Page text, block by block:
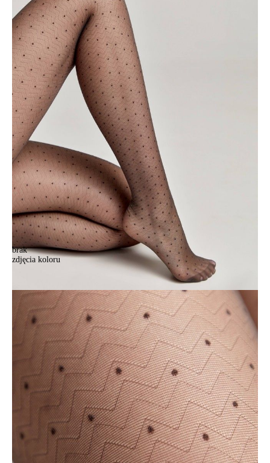
brak
zdjęcia koloru
Rajstopy damskie CE FANTASY PAULINE, r.2, grafit
Rajstopy damskie CE FANTASY PAULINE, r.2, grafit
40,90 zł
BRAK
ZDJĘCIA
BRAK
Rozmiary:
Tabela rozmiarów
+
DODAJ DO KOSZYKA
Jak złożyć zamówienie